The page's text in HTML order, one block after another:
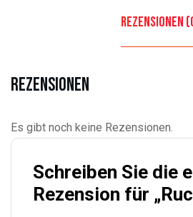
Rezensionen
Rezensionen
Es gibt noch keine Rezensionen.
Schreiben Sie die
Rezension für